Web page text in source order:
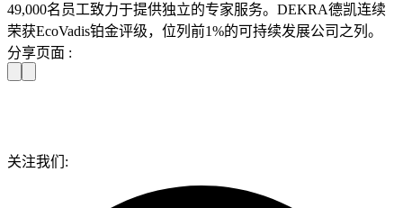
49,000名员工致力于提供独立的专家服务。DEKRA德凯连续
荣获EcoVadis铂金评级，位列前1%的可持续发展公司之列。
分享页面 :
关注我们: